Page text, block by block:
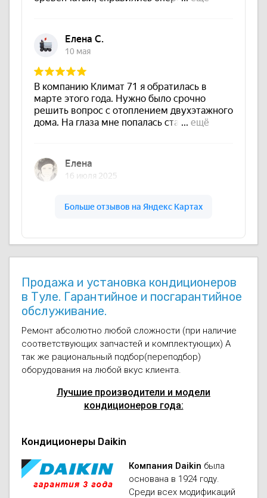
Продажа и установка кондиционеров
в Туле. Гарантийное и посгарантийное
обслуживание.
Ремонт абсолютно любой сложности (при наличие
соответствующих запчастей и комплектующих) А
так же рациональный подбор(переподбор)
оборудования на любой вкус клиента.
Лучшие производители и модели
кондиционеров года:
Кондиционеры Daikin
Компания Daikin была
основана в 1924 году.
Среди всех модификаций